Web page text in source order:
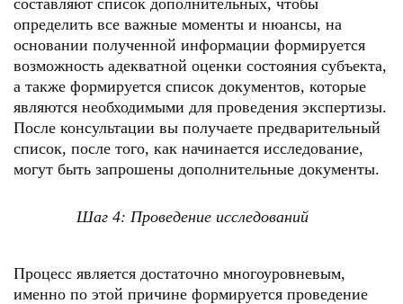
составляют список дополнительных, чтобы
определить все важные моменты и нюансы, на
основании полученной информации формируется
возможность адекватной оценки состояния субъекта,
а также формируется список документов, которые
являются необходимыми для проведения экспертизы.
После консультации вы получаете предварительный
список, после того, как начинается исследование,
могут быть запрошены дополнительные документы.
Шаг 4: Проведение исследований
Процесс является достаточно многоуровневым,
именно по этой причине формируется проведение